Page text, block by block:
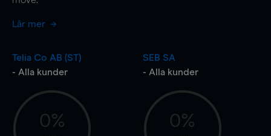
Lär mer
Telia Co AB (ST)
- Alla kunder
0%
SEB SA
- Alla kunder
0%